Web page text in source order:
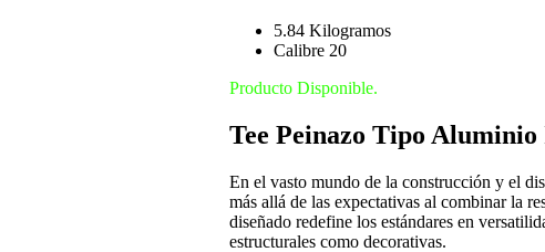
5.84 Kilogramos
Calibre 20
Producto Disponible.
Tee Peinazo Tipo Aluminio
En el vasto mundo de la construcción y el
más allá de las expectativas al combinar la
diseñado redefine los estándares en
estructurales como decorativas.